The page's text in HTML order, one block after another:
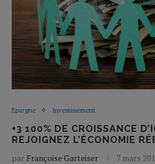
Epargne Investissement
+3 100% DE CROISSANCE
REJOIGNEZ L’ÉCONOMIE
par Françoise Garteiser 7 mars